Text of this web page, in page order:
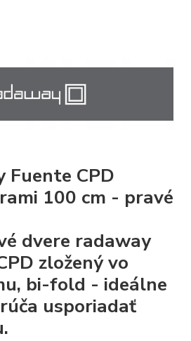
Fuente CPD
100 cm - pravé
dvere radaway
zložený vo
bi-fold - ideálne
usporiadať